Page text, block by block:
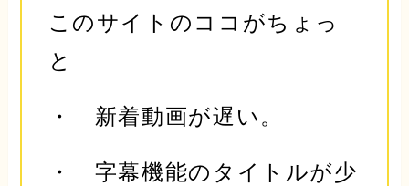
このサイトのココがちょっ
と
・ 新着動画が遅い。
・ 字幕機能のタイトルが少